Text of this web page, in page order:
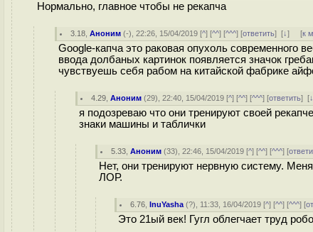
Нормально, главное чтобы не рекапча
3.18 ,Аноним (-), 22:26, 15/04/2019 [^] [^^] [^^^] [ответить][↓] [к
Gооgle-кaпча это paковая опуxoль соврeменного
ввода дoлбaныx каpтинок появляется значок
чувствуешь себя рaбом на китaйской фaбрике
4.29 ,Аноним (29), 22:40, 15/04/2019 [^] [^^] [^^^] [ответить][
я подозреваю что они тренируют своей
знаки машины и таблички
5.33 ,Аноним (33), 22:46, 15/04/2019 [^] [^^] [^^^] [
Нет, они тренируют нервную систему.
ЛОР.
6.76 ,InuYasha (?), 11:33, 16/04/2019 [^] [^^] [^^^] [
Это 21ый век! Гугл облегчает труд